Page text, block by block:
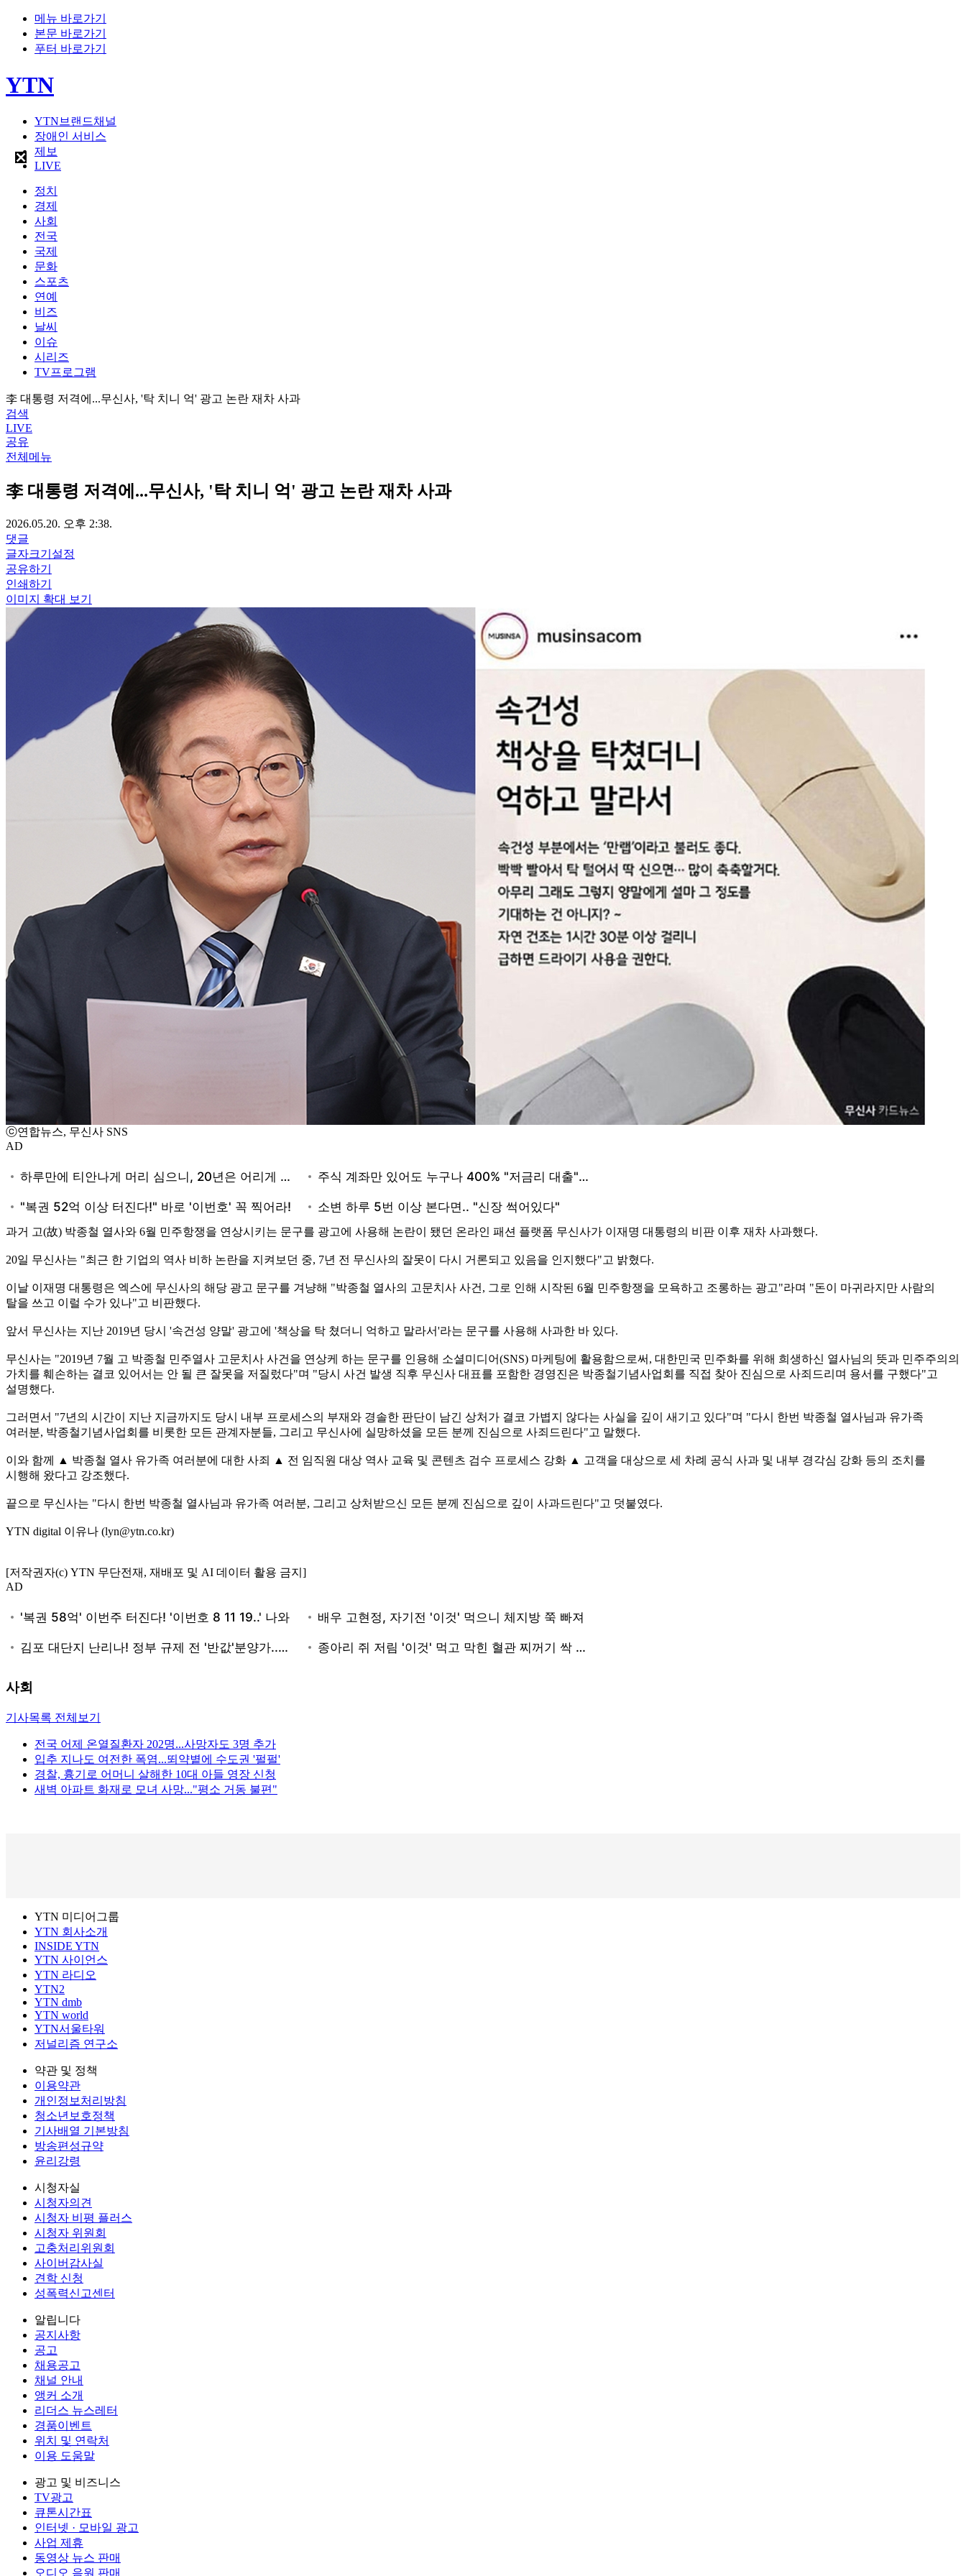
메뉴 바로가기
본문 바로가기
푸터 바로가기
YTN
YTN브랜드채널
장애인 서비스
제보
LIVE
정치
경제
사회
전국
국제
문화
스포츠
연예
비즈
날씨
이슈
시리즈
TV프로그램
李 대통령 저격에...무신사, '탁 치니 억' 광고 논란 재차 사과
검색
LIVE
공유
전체메뉴
李 대통령 저격에...무신사, '탁 치니 억' 광고 논란 재차 사과
2026.05.20. 오후 2:38.
댓글
글자크기설정
공유하기
인쇄하기
이미지 확대 보기
ⓒ연합뉴스, 무신사 SNS
AD
과거 고(故) 박종철 열사와 6월 민주항쟁을 연상시키는 문구를 광고에 사용해 논란이 됐던 온라인 패션 플랫폼 무신사가 이재명 대통령의 비판 이후 재차 사과했다.
20일 무신사는 "최근 한 기업의 역사 비하 논란을 지켜보던 중, 7년 전 무신사의 잘못이 다시 거론되고 있음을 인지했다"고 밝혔다.
이날 이재명 대통령은 엑스에 무신사의 해당 광고 문구를 겨냥해 "박종철 열사의 고문치사 사건, 그로 인해 시작된 6월 민주항쟁을 모욕하고 조롱하는 광고"라며 "돈이 마귀라지만 사람의
탈을 쓰고 이럴 수가 있나"고 비판했다.
앞서 무신사는 지난 2019년 당시 '속건성 양말' 광고에 '책상을 탁 쳤더니 억하고 말라서'라는 문구를 사용해 사과한 바 있다.
무신사는 "2019년 7월 고 박종철 민주열사 고문치사 사건을 연상케 하는 문구를 인용해 소셜미디어(SNS) 마케팅에 활용함으로써, 대한민국 민주화를 위해 희생하신 열사님의 뜻과 민주주의의
가치를 훼손하는 결코 있어서는 안 될 큰 잘못을 저질렀다"며 "당시 사건 발생 직후 무신사 대표를 포함한 경영진은 박종철기념사업회를 직접 찾아 진심으로 사죄드리며 용서를 구했다"고
설명했다.
그러면서 "7년의 시간이 지난 지금까지도 당시 내부 프로세스의 부재와 경솔한 판단이 남긴 상처가 결코 가볍지 않다는 사실을 깊이 새기고 있다"며 "다시 한번 박종철 열사님과 유가족
여러분, 박종철기념사업회를 비롯한 모든 관계자분들, 그리고 무신사에 실망하셨을 모든 분께 진심으로 사죄드린다"고 말했다.
이와 함께 ▲ 박종철 열사 유가족 여러분에 대한 사죄 ▲ 전 임직원 대상 역사 교육 및 콘텐츠 검수 프로세스 강화 ▲ 고객을 대상으로 세 차례 공식 사과 및 내부 경각심 강화 등의 조치를
시행해 왔다고 강조했다.
끝으로 무신사는 "다시 한번 박종철 열사님과 유가족 여러분, 그리고 상처받으신 모든 분께 진심으로 깊이 사과드린다"고 덧붙였다.
YTN digital 이유나 (lyn@ytn.co.kr)
[저작권자(c) YTN 무단전재, 재배포 및 AI 데이터 활용 금지]
AD
사회
기사목록 전체보기
전국 어제 온열질환자 202명...사망자도 3명 추가
입추 지나도 여전한 폭염...뙤약볕에 수도권 '펄펄'
경찰, 흉기로 어머니 살해한 10대 아들 영장 신청
새벽 아파트 화재로 모녀 사망..."평소 거동 불편"
YTN 미디어그룹
YTN 회사소개
INSIDE YTN
YTN 사이언스
YTN 라디오
YTN2
YTN dmb
YTN world
YTN서울타워
저널리즘 연구소
약관 및 정책
이용약관
개인정보처리방침
청소년보호정책
기사배열 기본방침
방송편성규약
윤리강령
시청자실
시청자의견
시청자 비평 플러스
시청자 위원회
고충처리위원회
사이버감사실
견학 신청
성폭력신고센터
알립니다
공지사항
공고
채용공고
채널 안내
앵커 소개
리더스 뉴스레터
경품이벤트
위치 및 연락처
이용 도움말
광고 및 비즈니스
TV광고
큐톤시간표
인터넷 · 모바일 광고
사업 제휴
동영상 뉴스 판매
오디오 음원 판매